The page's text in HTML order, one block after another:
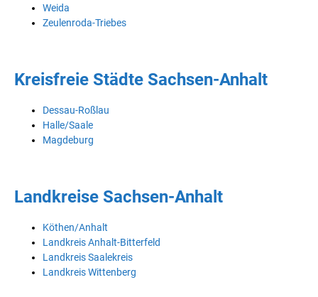
Weida
Zeulenroda-Triebes
Kreisfreie Städte Sachsen-Anhalt
Dessau-Roßlau
Halle/Saale
Magdeburg
Landkreise Sachsen-Anhalt
Köthen/Anhalt
Landkreis Anhalt-Bitterfeld
Landkreis Saalekreis
Landkreis Wittenberg